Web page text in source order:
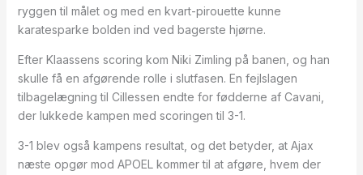
ryggen til målet og med en kvart-pirouette kunne
karatesparke bolden ind ved bagerste hjørne.
Efter Klaassens scoring kom Niki Zimling på banen, og han
skulle få en afgørende rolle i slutfasen. En fejlslagen
tilbagelægning til Cillessen endte for fødderne af Cavani,
der lukkede kampen med scoringen til 3-1.
3-1 blev også kampens resultat, og det betyder, at Ajax
næste opgør mod APOEL kommer til at afgøre, hvem der